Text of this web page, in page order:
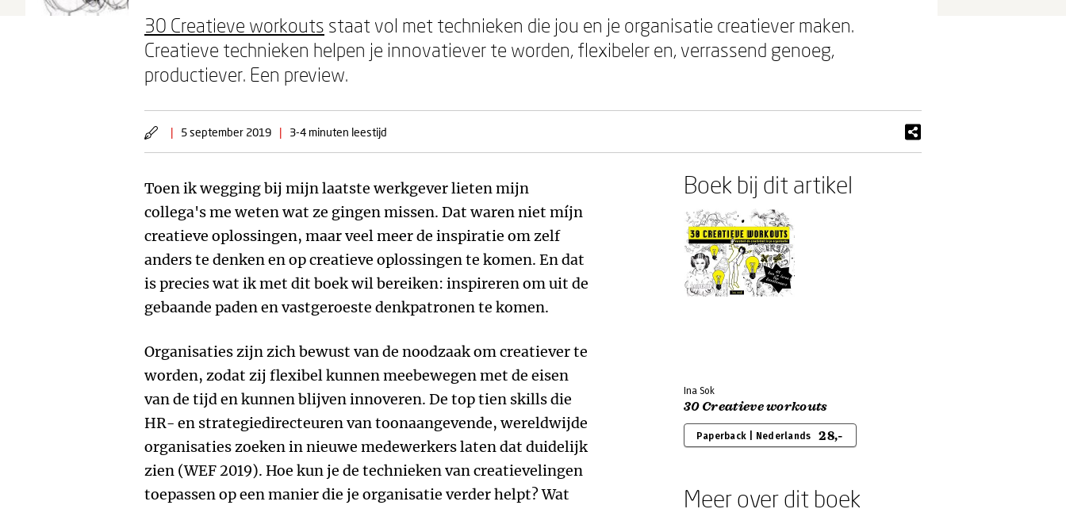
30 Creatieve workouts staat vol met technieken die jou en je organisatie creatiever maken.
Creatieve technieken helpen je innovatiever te worden, flexibeler en, verrassend genoeg,
productiever. Een preview.
| 5 september 2019 | 3-4 minuten leestijd
Toen ik wegging bij mijn laatste werkgever lieten mijn
collega's me weten wat ze gingen missen. Dat waren niet míjn
creatieve oplossingen, maar veel meer de inspiratie om zelf
anders te denken en op creatieve oplossingen te komen. En dat
is precies wat ik met dit boek wil bereiken: inspireren om uit de
gebaande paden en vastgeroeste denkpatronen te komen.
Organisaties zijn zich bewust van de noodzaak om creatiever te
worden, zodat zij flexibel kunnen meebewegen met de eisen
van de tijd en kunnen blijven innoveren. De top tien skills die
HR- en strategiedirecteuren van toonaangevende, wereldwijde
organisaties zoeken in nieuwe medewerkers laten dat duidelijk
zien (WEF 2019). Hoe kun je de technieken van creatievelingen
toepassen op een manier die je organisatie verder helpt? Wat
Boek bij dit artikel
Ina Sok
30 Creatieve workouts
Paperback | Nederlands 28,-
Meer over dit boek